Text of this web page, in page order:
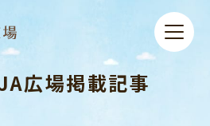
広場掲載記事